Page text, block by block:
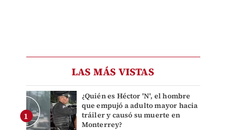
LAS MÁS VISTAS
¿Quién es Héctor 'N', el hombre
que empujó a adulto mayor hacia
tráiler y causó su muerte en
Monterrey?